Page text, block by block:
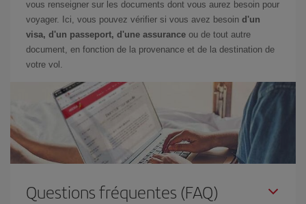
vous renseigner sur les documents dont vous aurez besoin pour
voyager. Ici, vous pouvez vérifier si vous avez besoin d'un
visa, d'un passeport, d'une assurance ou de tout autre
document, en fonction de la provenance et de la destination de
votre vol.
Questions fréquentes (FAQ)